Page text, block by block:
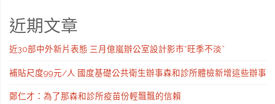
近期文章
近30部中外新片表態 三月億嵐辦公室設計影市“旺季不淡”
補貼尺度99元/人 國度基礎公共衛生辦事森和診所體檢新增這些辦事
鄭仁才：為了那森和診所疫苗份輕飄飄的信賴